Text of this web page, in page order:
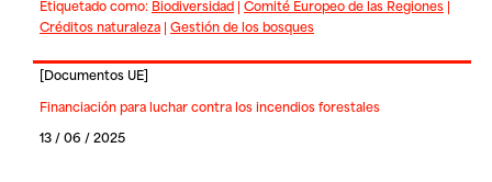
Etiquetado como: Biodiversidad| Comité Europeo de las Regiones|
Créditos naturaleza| Gestión de los bosques
[Documentos UE]
Financiación para luchar contra los incendios forestales
13 / 06 / 2025